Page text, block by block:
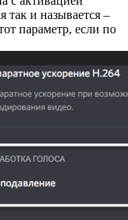
так и называется –
параметр, если по